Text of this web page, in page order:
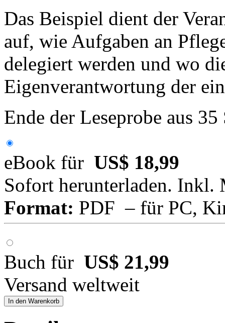
Das Beispiel dient der
auf, wie Aufgaben an
delegiert werden und wo
Eigenverantwortung der
Ende der Leseprobe aus
eBook für US$ 18,99
Sofort herunterladen. Inkl.
Format: PDF – für PC,
Buch für US$ 21,99
Versand weltweit
In den Warenkorb